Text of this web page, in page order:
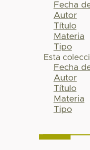
Fecha
Autor
Título
Materia
Tipo
Esta
Fecha
Autor
Título
Materia
Tipo